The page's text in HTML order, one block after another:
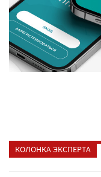
КОЛОНКА ЭКСПЕРТА